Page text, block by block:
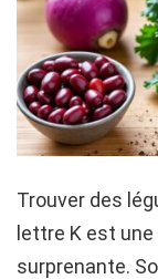
Trouver des
lettre K est
surprenante.